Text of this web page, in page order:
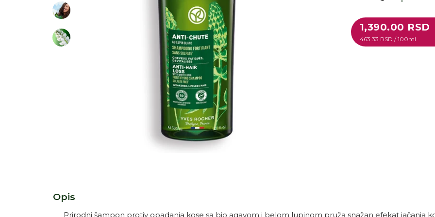
Smanji
Redovna cena
1,390.00 RSD
463.33 RSD / 100ml
Opis
Prirodni šampon protiv opadanja kose sa bio agavom i belom lupinom pruža snažan efekat jačanja